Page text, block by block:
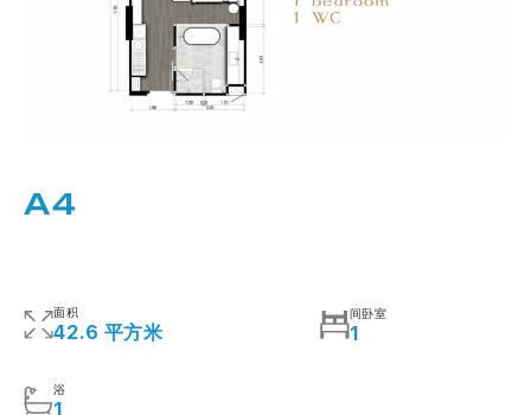
A4
面积
42.6 平方米
间卧室
1
浴
1